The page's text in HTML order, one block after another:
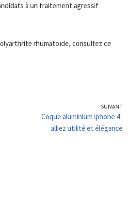
à un traitement agressif
rhumatoïde, consultez ce
SUIVANT
Coque aluminium iphone 4 :
alliez utilité et élégance